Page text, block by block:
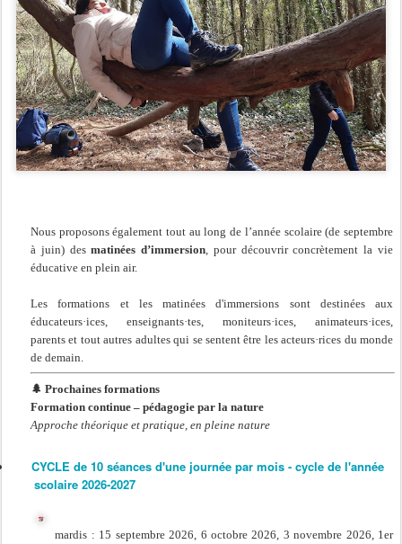
Nous proposons également tout au long de l’année scolaire (de septembre
à juin) desmatinées d’immersion, pour découvrir concrètement la vie
éducative en plein air.
Les formations et les matinées d'immersions sont destinées aux
éducateurs·ices, enseignants·tes, moniteurs·ices, animateurs·ices,
parents et tout autres adultes qui se sentent être les acteurs·rices du monde
de demain.
🌲 Prochaines formations
Formation continue – pédagogie par la nature
Approche théorique et pratique, en pleine nature
CYCLE de 10 séances d'une journée par mois - cycle de l'année
scolaire 2026-2027
mardis : 15 septembre 2026, 6 octobre 2026, 3 novembre 2026, 1er